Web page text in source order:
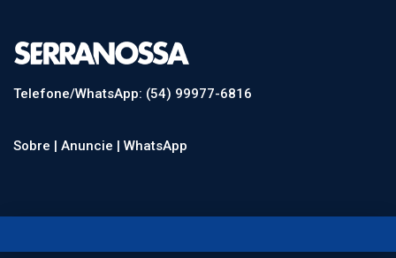
Telefone/WhatsApp: (54) 99977-6816
Sobre | Anuncie | WhatsApp